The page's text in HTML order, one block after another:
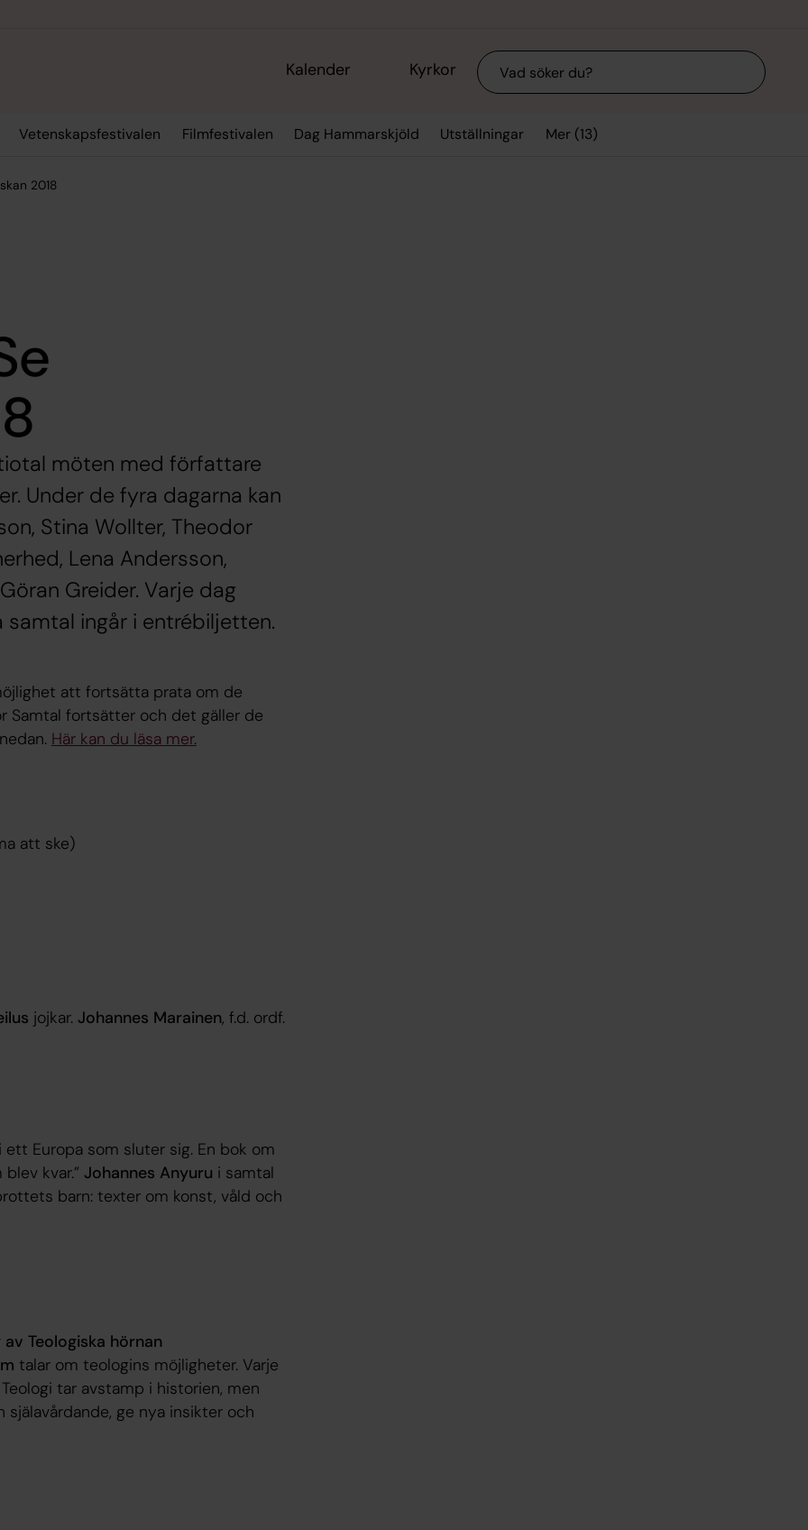
Kalender Kyrkor Sök
Vetenskapsfestivalen Filmfestivalen Dag Hammarskjöld Utställningar Mer (13)
2018
möten med författare
Under de fyra dagarna kan
Stina Wollter, Theodor
Lena Andersson,
Greider. Varje dag
ingår i entrébiljetten.
att fortsätta prata om de
Samtal fortsätter och det gäller de
Här kan du läsa mer.
att ske)
jojkar. Johannes Marainen, f.d. ordf.
Europa som sluter sig. En bok om
kvar.” Johannes Anyuru i samtal
barn: texter om konst, våld och
Teologiska hörnan
talar om teologins möjligheter. Varje
tar avstamp i historien, men
själavårdande, ge nya insikter och